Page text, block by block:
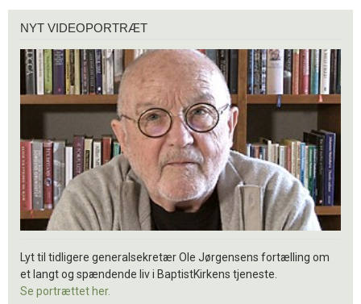
videoportræt
NYT VIDEOPORTRÆT
Lyt til tidligere generalsekretær Ole Jørgensens fortælling om
et langt og spændende liv i BaptistKirkens tjeneste.
Se portrættet her.